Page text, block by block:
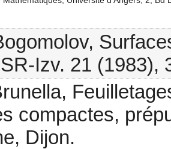
Izv. 21 (1983),
compactes,
Dijon.